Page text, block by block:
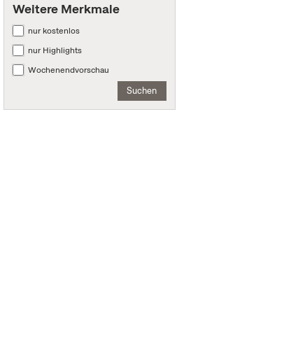
Weitere Merkmale
nur kostenlos
nur Highlights
Wochenendvorschau
Suchen